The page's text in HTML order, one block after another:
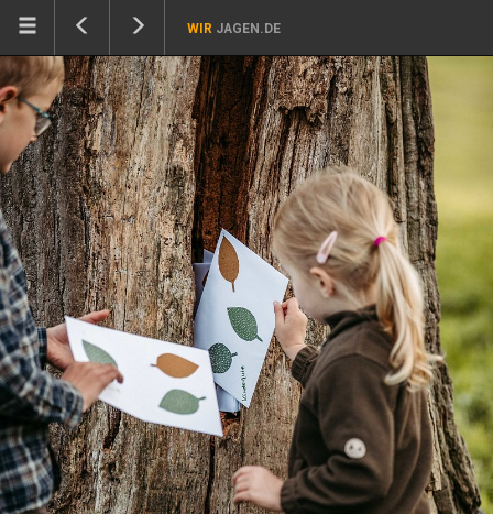
WIR JAGEN.DE